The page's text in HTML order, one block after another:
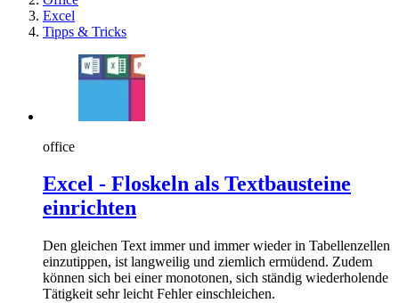
Excel
Tipps & Tricks
office
Excel - Floskeln als Textbausteine
einrichten
Den gleichen Text immer und immer wieder in Tabellenzellen
einzutippen, ist langweilig und ziemlich ermüdend. Zudem
können sich bei einer monotonen, sich ständig wiederholende
Tätigkeit sehr leicht Fehler einschleichen.